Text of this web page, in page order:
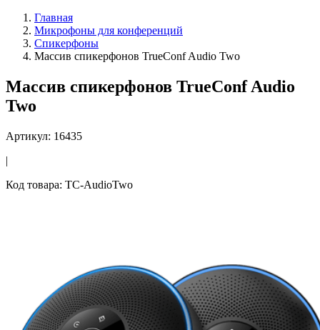
Главная
Микрофоны для конференций
Спикерфоны
Массив спикерфонов TrueConf Audio Two
Массив спикерфонов TrueConf Audio
Two
Артикул: 16435
|
Код товара: TC-AudioTwo